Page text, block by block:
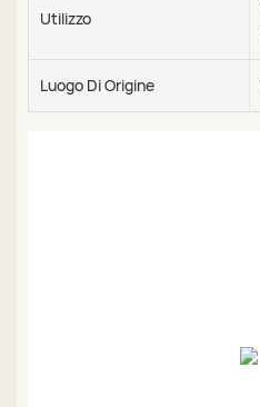
Utilizzo
Luogo Di Origine